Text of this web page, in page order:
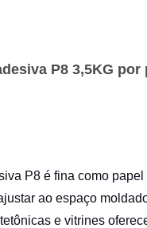
P8 3,5KG
P8 é fina como
ao espaço
e vitrines